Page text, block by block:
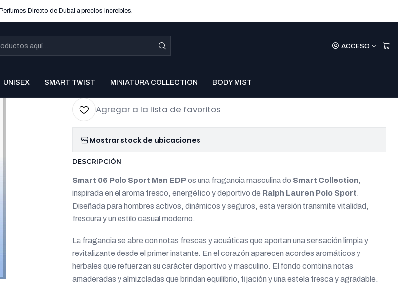
ACCESO
UNISEX SMART TWIST MINIATURA COLLECTION BODY MIST
Perfumes Directo de Dubai a precios increibles.
|
SMART 06 – Polo Sport Men
EDP 100 ml
Cantidad
Comprar Ahora
Agregar a la lista de favoritos
Mostrar stock de ubicaciones
DESCRIPCIÓN
Smart 06 Polo Sport Men EDPes una fragancia masculina de Smart Collection,
inspirada en el aroma fresco, energético y deportivo de Ralph Lauren Polo Sport.
Diseñada para hombres activos, dinámicos y seguros, esta versión transmite vitalidad,
frescura y un estilo casual moderno.
La fragancia se abre con notas frescas y acuáticas que aportan una sensación limpia y
revitalizante desde el primer instante. En el corazón aparecen acordes aromáticos y
herbales que refuerzan su carácter deportivo y masculino. El fondo combina notas
amaderadas y almizcladas que brindan equilibrio, fijación y una estela fresca y agradable.